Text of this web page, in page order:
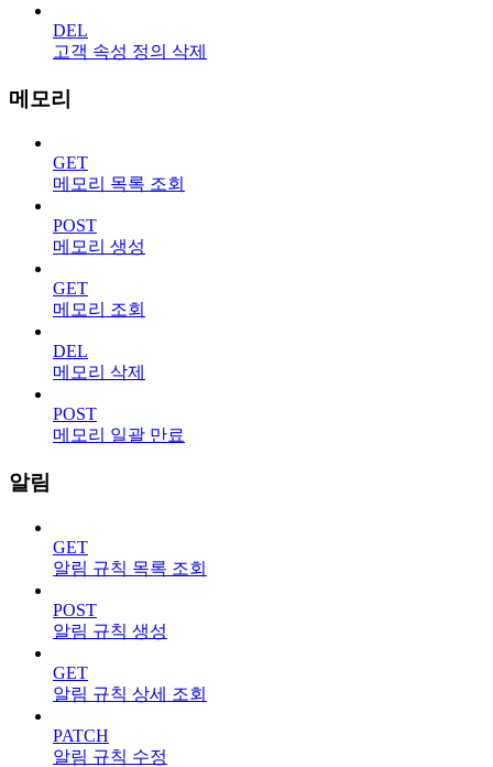
DEL
고객 속성 정의 삭제
메모리
GET
메모리 목록 조회
POST
메모리 생성
GET
메모리 조회
DEL
메모리 삭제
POST
메모리 일괄 만료
알림
GET
알림 규칙 목록 조회
POST
알림 규칙 생성
GET
알림 규칙 상세 조회
PATCH
알림 규칙 수정